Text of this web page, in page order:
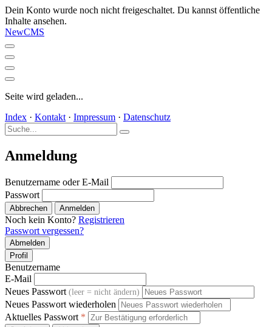
Dein Konto wurde noch nicht freigeschaltet. Du kannst öffentliche
Inhalte ansehen.
NewCMS
Seite wird geladen...
Index · Kontakt · Impressum · Datenschutz
Anmeldung
Benutzername oder E-Mail
Passwort
Abbrechen Anmelden
Noch kein Konto? Registrieren
Passwort vergessen?
Abmelden
Profil
Benutzername
E-Mail
Neues Passwort (leer = nicht ändern)
Neues Passwort wiederholen
Aktuelles Passwort *